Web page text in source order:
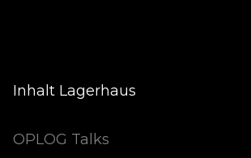
Inhalt Lagerhaus
OPLOG Talks